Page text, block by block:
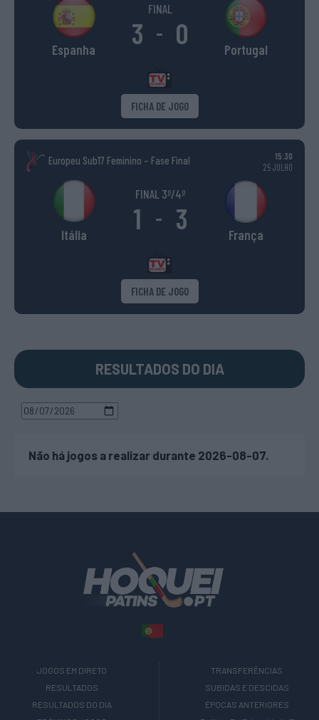
Espanha
FINAL
3 - 0 Portugal
FICHA DE JOGO
Europeu Sub17 Feminino – Fase Final
15:30
25 JULHO
Itália
FINAL 3º/4º
1 - 3 França
FICHA DE JOGO
RESULTADOS DO DIA
Não há jogos a realizar durante 2026-08-07.
JOGOS EM DIRETO
RESULTADOS
RESULTADOS DO DIA
TRANSFERÊNCIAS
SUBIDAS E DESCIDAS
ÉPOCAS ANTERIORES